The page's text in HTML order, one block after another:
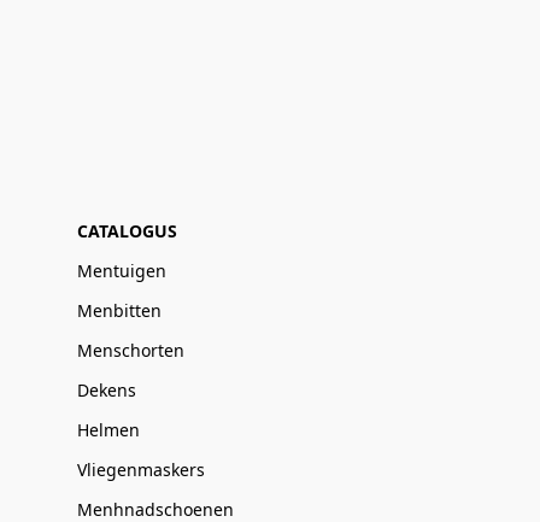
CATALOGUS
Mentuigen
Menbitten
Menschorten
Dekens
Helmen
Vliegenmaskers
Menhnadschoenen